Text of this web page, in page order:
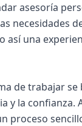
asesoría
necesidades
así una
de trabajar se
y la confianza.
proceso